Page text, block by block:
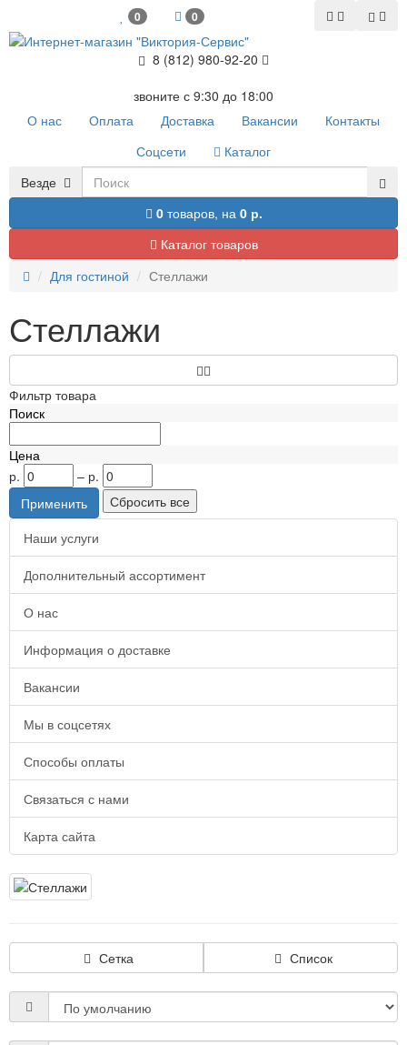
0 0
8 (812) 980-92-20
звоните с 9:30 до 18:00
О нас
Оплата Доставка Вакансии
Контакты
Соцсети
Каталог
Везде
0товаров, на 0 р.
Каталог товаров
Для гостиной
Стеллажи
Стеллажи
Фильтр товара
Поиск
Цена
р.
– р.
Наши услуги
Дополнительный ассортимент
О нас
Информация о доставке
Вакансии
Мы в соцсетях
Способы оплаты
Связаться с нами
Карта сайта
Сетка Список